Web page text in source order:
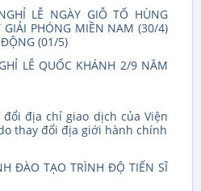
LỄ NGÀY GIỖ TỔ HÙNG
GIẢI PHÓNG MIỀN NAM (30/4)
ĐỘNG (01/5)
LỄ QUỐC KHÁNH 2/9 NĂM
địa chỉ giao dịch của Viện
thay đổi địa giới hành chính
ĐÀO TẠO TRÌNH ĐỘ TIẾN SĨ